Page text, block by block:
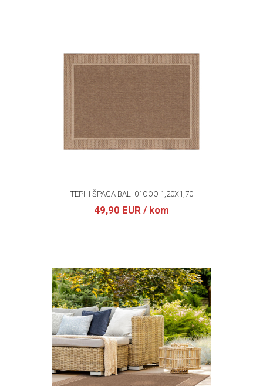
TEPIH ŠPAGA BALI 01OOO 1,20X1,70
49,90 EUR / kom